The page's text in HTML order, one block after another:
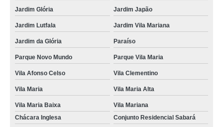
Jardim Glória Jardim Japão
Jardim Lutfala Jardim Vila Mariana
Jardim da Glória Paraíso
Parque Novo Mundo Parque Vila Maria
Vila Afonso Celso Vila Clementino
Vila Maria Vila Maria Alta
Vila Maria Baixa
Vila Mariana
Chácara Inglesa
Conjunto Residencial Sabará